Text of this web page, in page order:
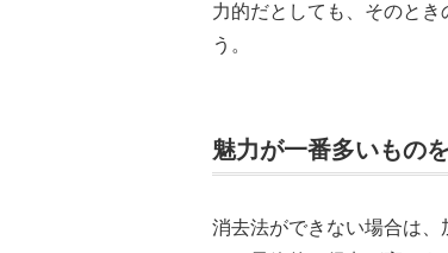
力的だとしても、そのと
う。
魅力が一番多いもの
消去法ができない場合は